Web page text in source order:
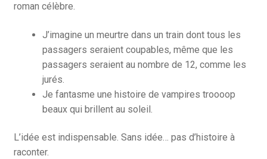
roman célèbre.
J’imagine un meurtre dans un train dont tous les
passagers seraient coupables, même que les
passagers seraient au nombre de 12, comme les
jurés.
Je fantasme une histoire de vampires troooop
beaux qui brillent au soleil.
L’idée est indispensable. Sans idée… pas d’histoire à
raconter.